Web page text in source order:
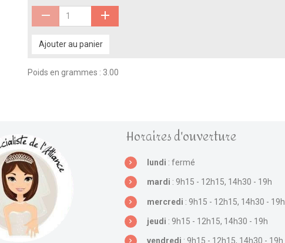
Ajouter au panier
Poids en grammes : 3.00
Horaires d'ouverture
lundi : fermé
mardi : 9h15 - 12h15, 14h30 - 19h
mercredi : 9h15 - 12h15, 14h30 - 19h
jeudi : 9h15 - 12h15, 14h30 - 19h
vendredi : 9h15 - 12h15, 14h30 - 19h